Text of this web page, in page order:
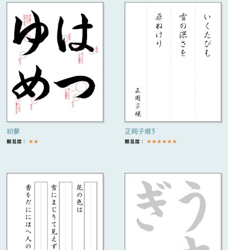
初夢
難易度： ★★
正岡子規3
難易度： ★★★★★★